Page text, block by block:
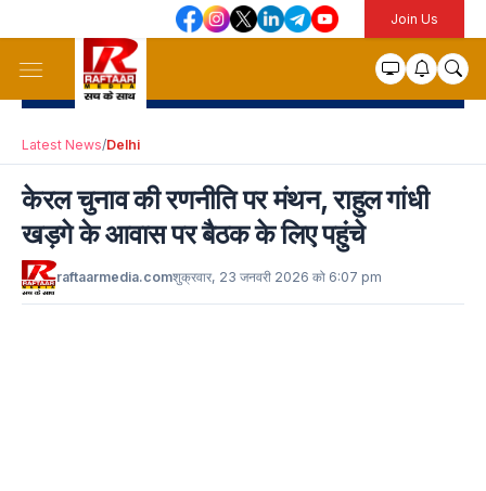
Join Us
Latest News/Delhi
केरल चुनाव की रणनीति पर मंथन, राहुल गांधी
खड़गे के आवास पर बैठक के लिए पहुंचे
raftaarmedia.comशुक्रवार, 23 जनवरी 2026 को 6:07 pm